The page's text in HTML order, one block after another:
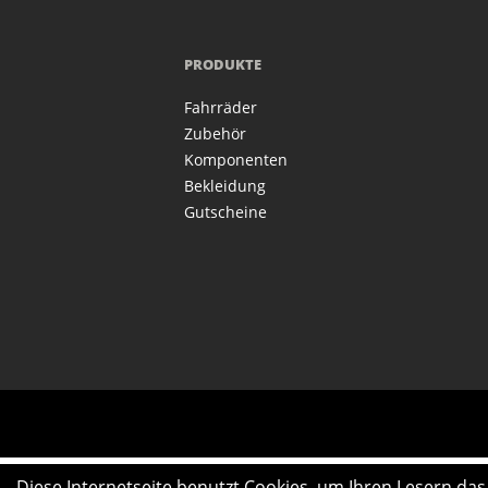
PRODUKTE
Fahrräder
Zubehör
Komponenten
Bekleidung
Gutscheine